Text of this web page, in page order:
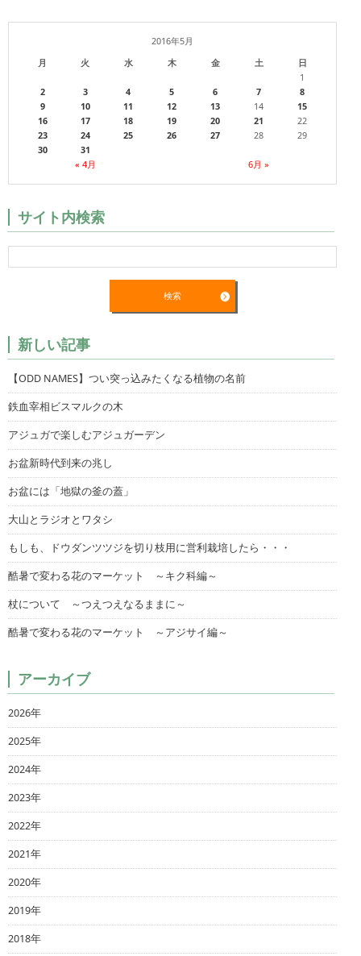
2016年5月
月
火 水 木 金 土 日
« 4月 6月 »
1
2
3 4 5 6 7
8
9
10 11 12 13 14
15
16
17 18 19 20 21
22
23
24 25 26 27 28
29
30
31
サイト内検索
新しい記事
【ODD NAMES】つい突っ込みたくなる植物の名前
鉄血宰相ビスマルクの木
アジュガで楽しむアジュガーデン
お盆新時代到来の兆し
お盆には「地獄の釜の蓋」
大山とラジオとワタシ
もしも、ドウダンツツジを切り枝用に営利栽培したら・・・
酷暑で変わる花のマーケット ～キク科編～
杖について ～つえつえなるままに～
酷暑で変わる花のマーケット ～アジサイ編～
アーカイブ
2026年
2025年
2024年
2023年
2022年
2021年
2020年
2019年
2018年